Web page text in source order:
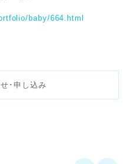
baby/664.html
･申し込み